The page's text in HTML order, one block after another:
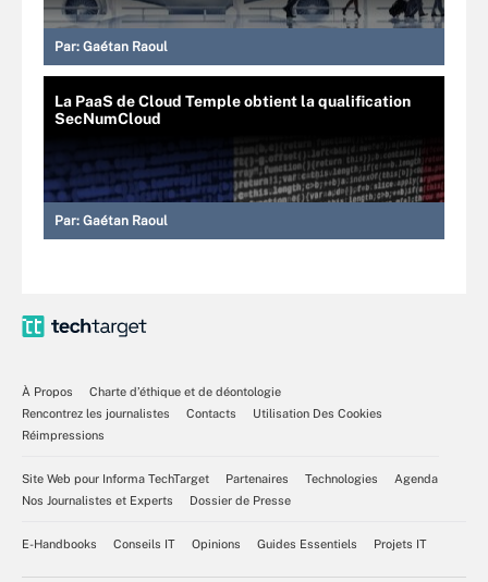
Par: Gaétan Raoul
La PaaS de Cloud Temple obtient la qualification
SecNumCloud
Par: Gaétan Raoul
À Propos
Charte d’éthique et de déontologie
Rencontrez les journalistes
Contacts
Utilisation Des Cookies
Réimpressions
Site Web pour Informa TechTarget Partenaires Technologies
Agenda
Nos Journalistes et Experts
Dossier de Presse
E-Handbooks Conseils IT Opinions Guides Essentiels Projets IT